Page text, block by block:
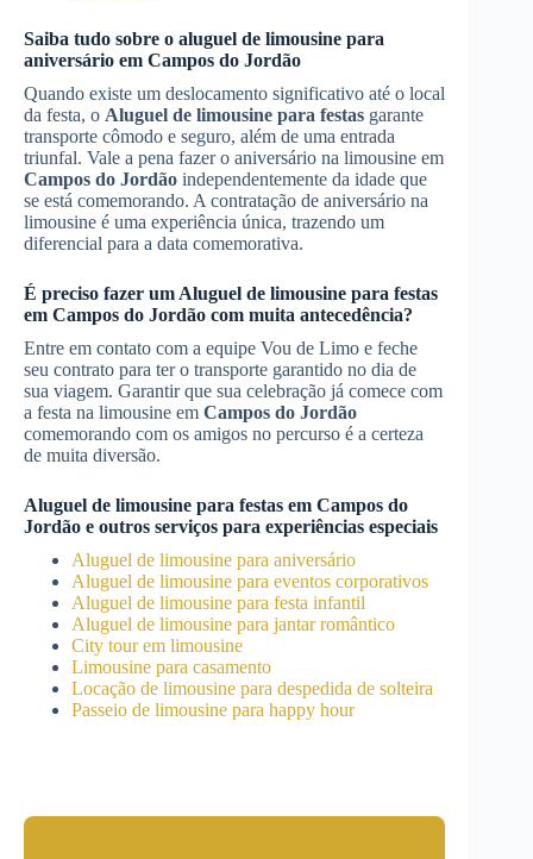
Saiba tudo sobre o aluguel de limousine para
aniversário em Campos do Jordão
Quando existe um deslocamento significativo até o local
da festa, o Aluguel de limousine para festas garante
transporte cômodo e seguro, além de uma entrada
triunfal. Vale a pena fazer o aniversário na limousine em
Campos do Jordão independentemente da idade que
se está comemorando. A contratação de aniversário na
limousine é uma experiência única, trazendo um
diferencial para a data comemorativa.
É preciso fazer um Aluguel de limousine para festas
em Campos do Jordão com muita antecedência?
Entre em contato com a equipe Vou de Limo e feche
seu contrato para ter o transporte garantido no dia de
sua viagem. Garantir que sua celebração já comece com
a festa na limousine em Campos do Jordão
comemorando com os amigos no percurso é a certeza
de muita diversão.
Aluguel de limousine para festas em Campos do
Jordão e outros serviços para experiências especiais
Aluguel de limousine para aniversário
Aluguel de limousine para eventos corporativos
Aluguel de limousine para festa infantil
Aluguel de limousine para jantar romântico
City tour em limousine
Limousine para casamento
Locação de limousine para despedida de solteira
Passeio de limousine para happy hour